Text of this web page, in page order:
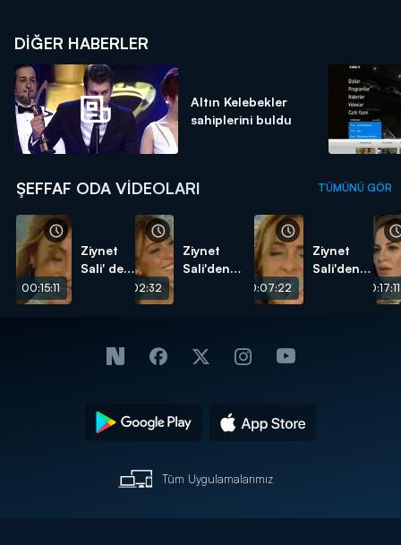
DIĞER HABERLER
Altın Kelebekler
sahiplerini buldu
ŞEFFAF ODA VIDEOLARI TÜMÜNÜ GÖR
00:15:11
Ziynet
Sali' den
00:02:32
Ziynet
Sali'den
00:07:22
Ziynet
Sali'den
00:17:11
Tüm Uygulamalarımız